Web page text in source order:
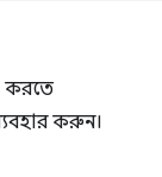
করতে
করুন।